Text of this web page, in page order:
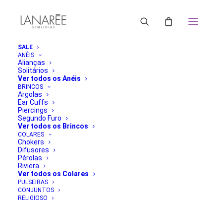
SALE
ANÉIS
Alianças
Solitários
Ver todos os Anéis
BRINCOS
Argolas
Ear Cuffs
Piercings
Segundo Furo
Ver todos os Brincos
COLARES
Chokers
Difusores
Pérolas
Riviera
Ver todos os Colares
PULSEIRAS
CONJUNTOS
RELIGIOSO